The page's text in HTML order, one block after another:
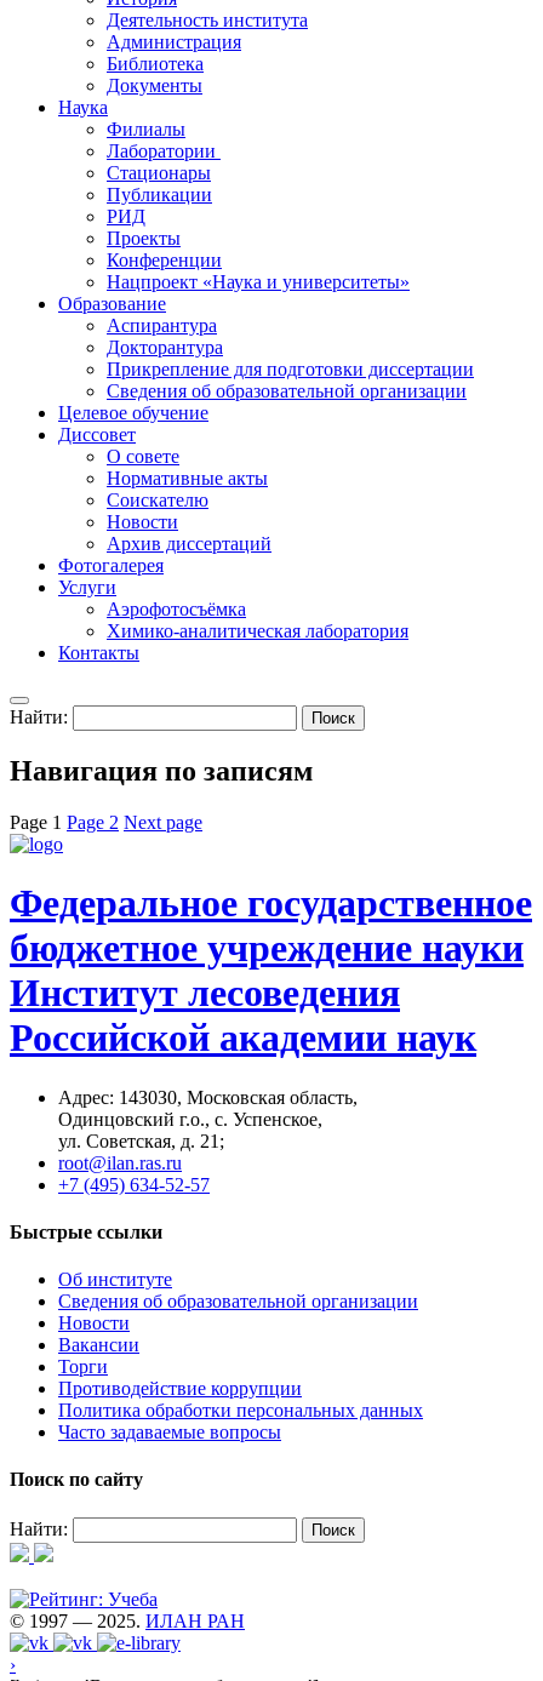
Деятельность института
Администрация
Библиотека
Документы
Наука
Филиалы
Лаборатории
Стационары
Публикации
РИД
Проекты
Конференции
Нацпроект «Наука и университеты»
Образование
Аспирантура
Докторантура
Прикрепление для подготовки диссертации
Сведения об образовательной организации
Целевое обучение
Диссовет
О совете
Нормативные акты
Соискателю
Новости
Архив диссертаций
Фотогалерея
Услуги
Аэрофотосъёмка
Химико-аналитическая лаборатория
Контакты
Найти:
Навигация по записям
Page 1 Page 2 Next page
Федеральное государственное
бюджетное учреждение науки
Институт лесоведения
Российской академии наук
Адрес: 14З0З0, Московская область,
Одинцовский г.о., с. Успенское,
ул. Советская, д. 21;
root@ilan.ras.ru
+7 (495) 634-52-57
Быстрые ссылки
Об институте
Сведения об образовательной организации
Новости
Вакансии
Торги
Противодействие коррупции
Политика обработки персональных данных
Часто задаваемые вопросы
Поиск по сайту
Найти:
© 1997 — 2025. ИЛАН РАН
›